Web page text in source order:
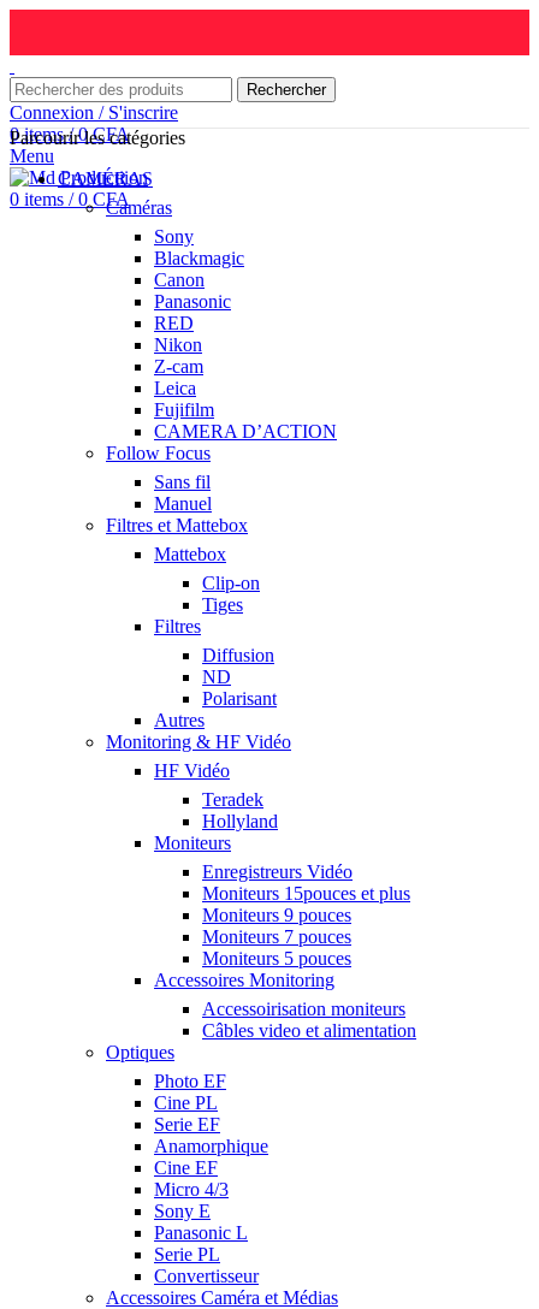
Rechercher
Connexion / S'inscrire
0items / 0CFA
Menu
0 items / 0 CFA
Parcourir les catégories
CAMÉRAS
Caméras
Sony
Blackmagic
Canon
Panasonic
RED
Nikon
Z-cam
Leica
Fujifilm
CAMERA D’ACTION
Follow Focus
Sans fil
Manuel
Filtres et Mattebox
Mattebox
Clip-on
Tiges
Filtres
Diffusion
ND
Polarisant
Autres
Monitoring & HF Vidéo
HF Vidéo
Teradek
Hollyland
Moniteurs
Enregistreurs Vidéo
Moniteurs 15pouces et plus
Moniteurs 9 pouces
Moniteurs 7 pouces
Moniteurs 5 pouces
Accessoires Monitoring
Accessoirisation moniteurs
Câbles video et alimentation
Optiques
Photo EF
Cine PL
Serie EF
Anamorphique
Cine EF
Micro 4/3
Sony E
Panasonic L
Serie PL
Convertisseur
Accessoires Caméra et Médias